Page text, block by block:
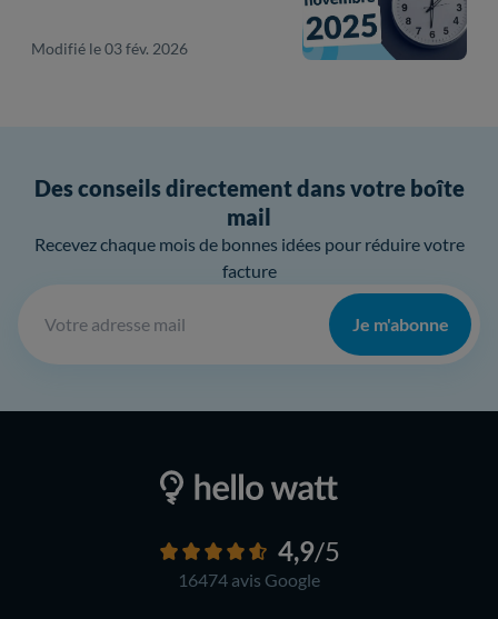
Modifié le 03 fév. 2026
Des conseils directement dans votre boîte
mail
Recevez chaque mois de bonnes idées pour réduire votre
facture
Je m'abonne
4,9/5
16474 avis Google